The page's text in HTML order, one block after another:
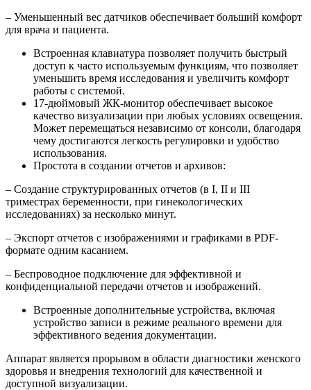
– Уменьшенный вес датчиков обеспечивает больший комфорт
для врача и пациента.
Встроенная клавиатура позволяет получить быстрый
доступ к часто используемым функциям, что позволяет
уменьшить время исследования и увеличить комфорт
работы с системой.
17-дюймовый ЖК-монитор обеспечивает высокое
качество визуализации при любых условиях освещения.
Может перемещаться независимо от консоли, благодаря
чему достигаются легкость регулировки и удобство
использования.
Простота в создании отчетов и архивов:
– Создание структурированных отчетов (в I, II и III
триместрах беременности, при гинекологических
исследованиях) за несколько минут.
– Экспорт отчетов с изображениями и графиками в PDF-
формате одним касанием.
– Беспроводное подключение для эффективной и
конфиденциальной передачи отчетов и изображений.
Встроенные дополнительные устройства, включая
устройство записи в режиме реального времени для
эффективного ведения документации.
Аппарат является прорывом в области диагностики женского
здоровья и внедрения технологий для качественной и
доступной визуализации.